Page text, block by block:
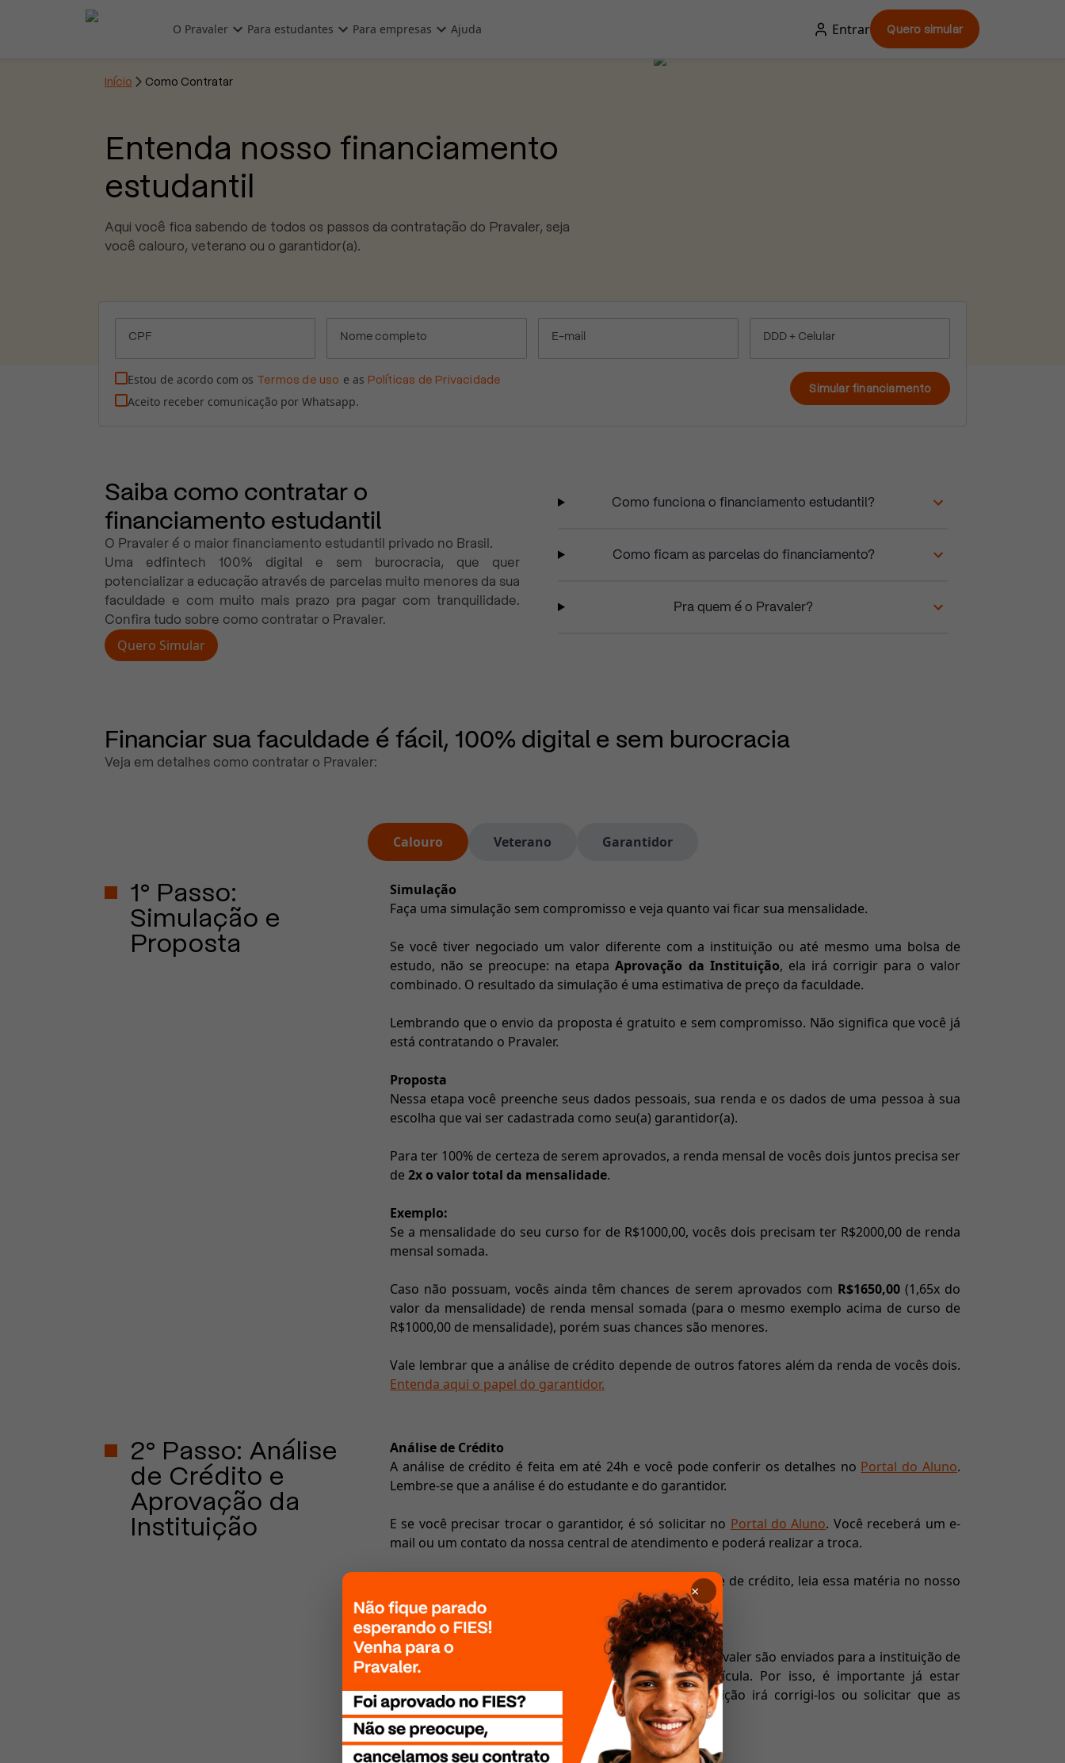
Pular para o conteúdo principal
O Pravaler Para estudantes Para empresas Ajuda Entrar Quero simular
Início  Como Contratar
Entenda nosso financiamento
estudantil
Aqui você fica sabendo de todos os passos da contratação do Pravaler, seja
você calouro, veterano ou o garantidor(a).
CPF Nome completo E-mail DDD + Celular
Estou de acordo com os Termos de uso e as Políticas de Privacidade
Aceito receber comunicação por Whatsapp.
Simular financiamento
Saiba como contratar o
financiamento estudantil
O Pravaler é o maior financiamento estudantil privado no Brasil.
Uma edfintech 100% digital e sem burocracia, que quer
potencializar a educação através de parcelas muito menores da sua
faculdade e com muito mais prazo pra pagar com tranquilidade.
Confira tudo sobre como contratar o Pravaler.
Quero Simular
Como funciona o financiamento estudantil?
Como ficam as parcelas do financiamento?
Pra quem é o Pravaler?
Financiar sua faculdade é fácil, 100% digital e sem burocracia
Veja em detalhes como contratar o Pravaler:
Calouro Veterano Garantidor
1° Passo:
Simulação e
Proposta
Simulação
Faça uma simulação sem compromisso e veja quanto vai ficar sua mensalidade.
Se você tiver negociado um valor diferente com a instituição ou até mesmo uma bolsa de
estudo, não se preocupe: na etapa Aprovação da Instituição, ela irá corrigir para o valor
combinado. O resultado da simulação é uma estimativa de preço da faculdade.
Lembrando que o envio da proposta é gratuito e sem compromisso. Não significa que você já
está contratando o Pravaler.
Proposta
Nessa etapa você preenche seus dados pessoais, sua renda e os dados de uma pessoa à sua
escolha que vai ser cadastrada como seu(a) garantidor(a).
Para ter 100% de certeza de serem aprovados, a renda mensal de vocês dois juntos precisa ser
de 2x o valor total da mensalidade.
Exemplo:
Se a mensalidade do seu curso for de R$1000,00, vocês dois precisam ter R$2000,00 de renda
mensal somada.
Caso não possuam, vocês ainda têm chances de serem aprovados com R$1650,00(1,65x do
valor da mensalidade) de renda mensal somada (para o mesmo exemplo acima de curso de
R$1000,00 de mensalidade), porém suas chances são menores.
Vale lembrar que a análise de crédito depende de outros fatores além da renda de vocês dois.
Entenda aqui o papel do garantidor.
2° Passo: Análise
de Crédito e
Aprovação da
Instituição
Análise de Crédito
A análise de crédito é feita em até 24h e você pode conferir os detalhes no Portal do Aluno.
Lembre-se que a análise é do estudante e do garantidor.
E se você precisar trocar o garantidor, é só solicitar no Portal do Aluno. Você receberá um e-
mail ou um contato da nossa central de atendimento e poderá realizar a troca.
Se quiser saber mais sobre como melhorar sua análise de crédito, leia essa matéria no nosso
blog:
como melhorar sua análise de crédito.
Aprovação da Instituição de Ensino
Os dados preenchidos na Simulação e Proposta do Pravaler são enviados para a instituição de
ensino. Ela irá conferir com os dados da sua matrícula. Por isso, é importante já estar
matriculado. Se tiverem dados divergentes, a instituição irá corrigi-los ou solicitar que as
pendências apontadas sejam resolvidas.
×